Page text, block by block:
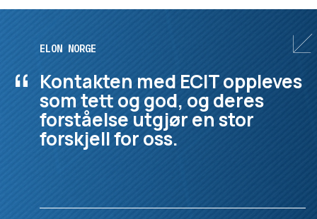
“
ELON NORGE
Kontakten med ECIT oppleves
som tett og god, og deres
forståelse utgjør en stor
forskjell for oss.